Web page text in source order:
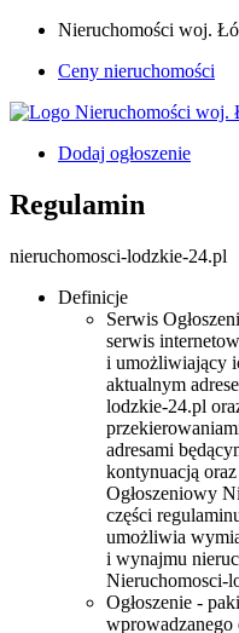
Nieruchomości woj.
Ceny nieruchomości
Dodaj ogłoszenie
Regulamin
nieruchomosci-lodzkie-24.pl
Definicje
Serwis
serwis
i umożliwiający
aktualnym
lodzkie-24.pl
adresami
kontynuacją
Ogłoszeniowy
części
umożliwia
i wynajmu
Nieruchomosci-
Ogłoszenie -
wprowadzanego